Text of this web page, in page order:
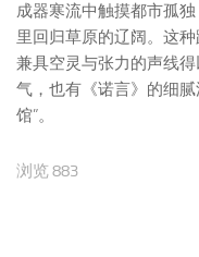
成器寒流中触摸都市孤
里回归草原的辽阔。这
兼具空灵与张力的声线
气，也有《诺言》的细
馆”。
浏览 883